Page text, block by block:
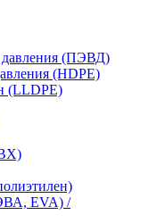
давления (ПЭВД)
(HDPE)
(LLDPE)
EVA) /